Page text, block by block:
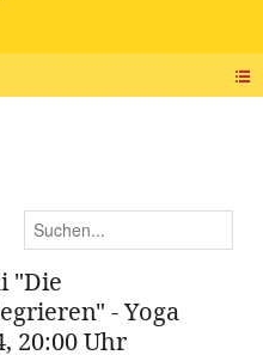
"Die
- Yoga
20:00 Uhr